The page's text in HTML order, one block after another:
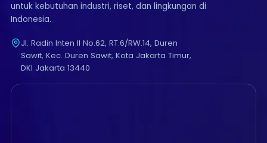
untuk kebutuhan industri, riset, dan lingkungan di
Indonesia.
Jl. Radin Inten II No.62, RT.6/RW.14, Duren
Sawit, Kec. Duren Sawit, Kota Jakarta Timur,
DKI Jakarta 13440